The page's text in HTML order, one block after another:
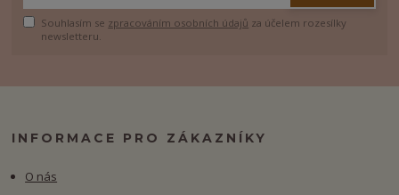
Souhlasím se zpracováním osobních údajů za účelem rozesílky
newsletteru.
INFORMACE PRO ZÁKAZNÍKY
O nás